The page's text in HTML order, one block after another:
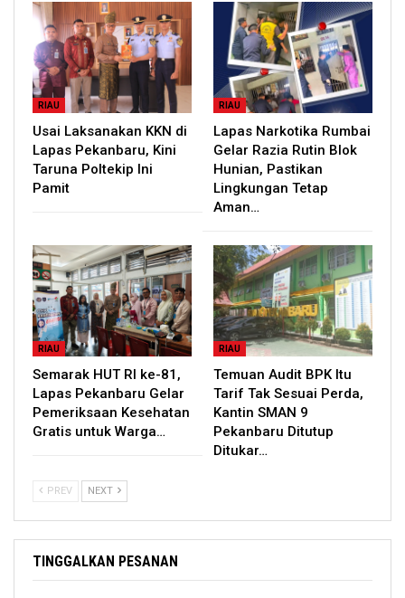
RIAU
Usai Laksanakan KKN di
Lapas Pekanbaru, Kini
Taruna Poltekip Ini
Pamit
RIAU
Lapas Narkotika Rumbai
Gelar Razia Rutin Blok
Hunian, Pastikan
Lingkungan Tetap
Aman…
RIAU
Semarak HUT RI ke-81,
Lapas Pekanbaru Gelar
Pemeriksaan Kesehatan
Gratis untuk Warga…
RIAU
Temuan Audit BPK Itu
Tarif Tak Sesuai Perda,
Kantin SMAN 9
Pekanbaru Ditutup
Ditukar…
PREV NEXT
TINGGALKAN PESANAN